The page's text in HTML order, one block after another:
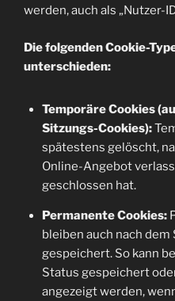
werden, auch als „Nutzer-
Die folgenden Cookie-
unterschieden:
Temporäre Cookies
Sitzungs-Cookies):
spätestens gelöscht,
Online-Angebot
geschlossen hat.
Permanente Cookies:
bleiben auch nach
gespeichert. So kann
Status gespeichert
angezeigt werden,